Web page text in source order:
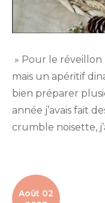
» Pour le réveillon
mais un apéritif
bien préparer
année j’avais fait
crumble noisette,
Août 02